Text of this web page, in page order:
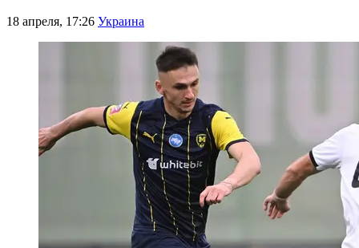
18 апреля, 17:26 Украина